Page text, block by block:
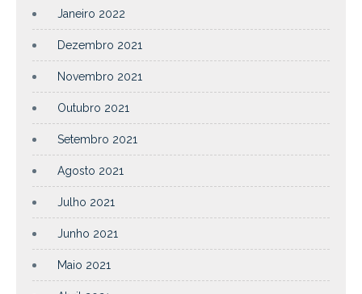
Janeiro 2022
Dezembro 2021
Novembro 2021
Outubro 2021
Setembro 2021
Agosto 2021
Julho 2021
Junho 2021
Maio 2021